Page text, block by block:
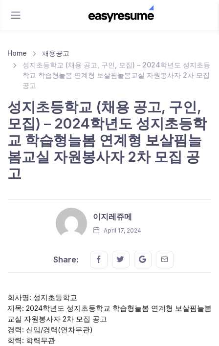
Home
채용공고
성지초등학교 (채용 공고, 구인, 모집) – 2024학년도 성지초등
학교 학습형늘봄 연계형 보살핌늘봄교실 자원봉사자 2차 모집
공고
성지초등학교 (채용 공고, 구인,
모집) – 2024학년도 성지초등학
교 학습형늘봄 연계형 보살핌늘
봄교실 자원봉사자 2차 모집 공
고
이지레쥬메
April 17, 2024
Share: Share this on FaceBook
Share this on Twitter
Share this on GMail
Share this on
회사명: 성지초등학교
제목: 2024학년도 성지초등학교 학습형늘봄 연계형 보살핌늘봄
교실 자원봉사자 2차 모집 공고
경력: 신입/경력(연차무관)
학력: 학력무관